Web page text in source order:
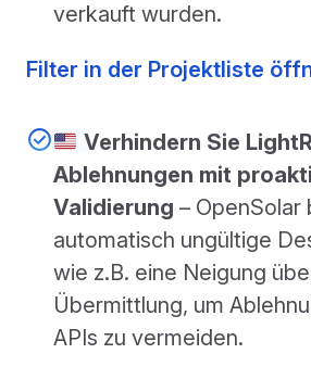
verkauft wurden.
Filter in der Projektliste
Verhindern Sie
Ablehnungen mit
Validierung –
automatisch ungültige
wie z.B. eine Neigung
Übermittlung, um
APIs zu vermeiden.